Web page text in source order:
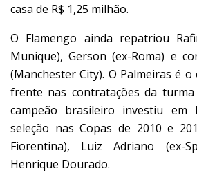
casa de R$ 1,25 milhão.
O Flamengo ainda repatriou
Munique), Gerson (ex-Roma) e
(Manchester City). O Palmeiras é
frente nas contratações da
campeão brasileiro investiu em
seleção nas Copas de 2010 e
Fiorentina), Luiz Adriano (ex-
Henrique Dourado.